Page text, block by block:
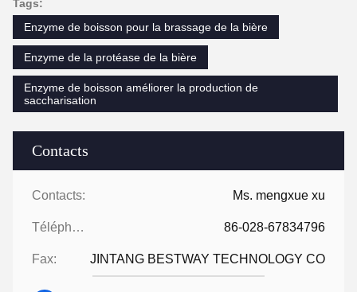
Contacts
Contacts: Ms. mengxue xu
Téléphone: 86-028-67834796
Fax: JINTANG BESTWAY TECHNOLOGY CO
Tags:
Enzyme de boisson pour la brassage de la bière
Enzyme de la protéase de la bière
Enzyme de boisson améliorer la production de
saccharisation